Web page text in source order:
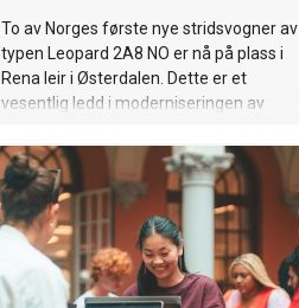
To av Norges første nye stridsvogner av
typen Leopard 2A8 NO er nå på plass i
Rena leir i Østerdalen. Dette er et
vesentlig ledd i moderniseringen av